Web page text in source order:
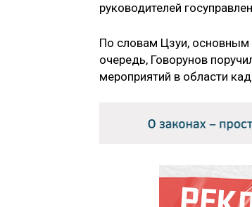
руководителей
По словам Цзуи, основным
очередь, Говорунов
мероприятий в области